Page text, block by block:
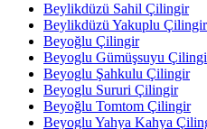
Beylikdüzü Sahil Çilingir
Beylikdüzü Yakuplu Çilingir
Beyoğlu Çilingir
Beyoglu Gümüşsuyu
Beyoglu Şahkulu Çilingir
Beyoglu Sururi Çilingir
Beyoğlu Tomtom Çilingir
Beyoglu Yahya Kahya